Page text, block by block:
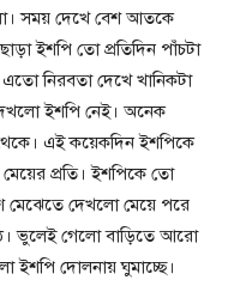
সময় দেখে বেশ আতকে
ইশপি তো প্রতিদিন পাঁচটা
নিরবতা দেখে খানিকটা
ইশপি নেই। অনেক
এই কয়েকদিন ইশপিকে
প্রতি। ইশপিকে তো
মেঝেতে দেখলো মেয়ে পরে
ভুলেই গেলো বাড়িতে আরো
দোলনায় ঘুমাচ্ছে।